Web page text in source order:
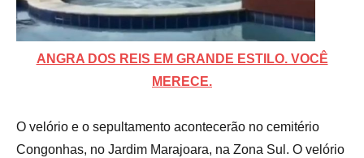
ANGRA DOS REIS EM GRANDE ESTILO. VOCÊ
MERECE.
O velório e o sepultamento acontecerão no cemitério
Congonhas, no Jardim Marajoara, na Zona Sul. O velório